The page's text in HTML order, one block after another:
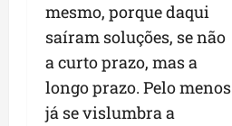
mesmo, porque daqui
saíram soluções, se não
a curto prazo, mas a
longo prazo. Pelo menos
já se vislumbra a